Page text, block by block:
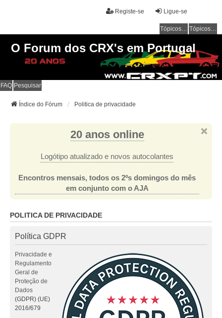
Ligue-se
Registe-se
Tópicos sem resposta Tópicos ativos
O Forum dos CRX's em Portugal
FAQ Pesquisar
Índice do Fórum Politica de privacidade
20 anos online
Logótipo atualizado e novos autocolantes
Encontros mensais, todos os 2ºs domingos do mês
em conjunto com o AJA
POLITICA DE PRIVACIDADE
Política GDPR
Privacidade e
Regulamento
Geral de
Proteção de
Dados
(GDPR) (UE)
2016/679